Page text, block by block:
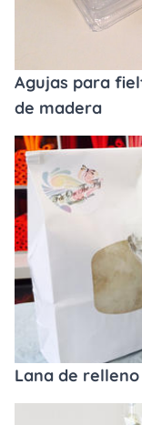
Agujas para
de madera
Lana de